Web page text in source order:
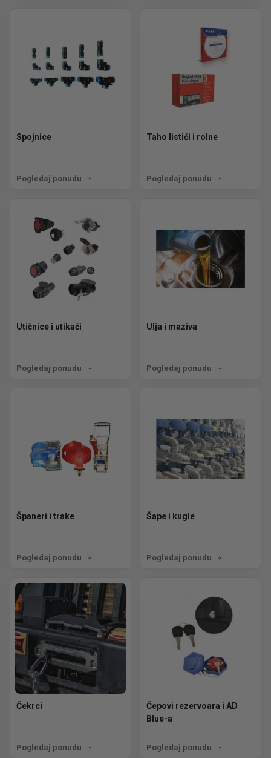
Spojnice
Pogledaj ponudu
Taho listići i rolne
Pogledaj ponudu
Utičnice i utikači
Pogledaj ponudu
Ulja i maziva
Pogledaj ponudu
Španeri i trake
Pogledaj ponudu
Šape i kugle
Pogledaj ponudu
Čekrci
Pogledaj ponudu
Čepovi rezervoara i AD
Blue-a
Pogledaj ponudu